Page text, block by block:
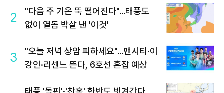
2
"다음 주 기온 뚝 떨어진다"…태풍도
없이 열돔 박살 낸 '이것'
3
"오늘 저녁 상암 피하세요"…맨시티·이
강인·리센느 뜬다, 6호선 혼잡 예상